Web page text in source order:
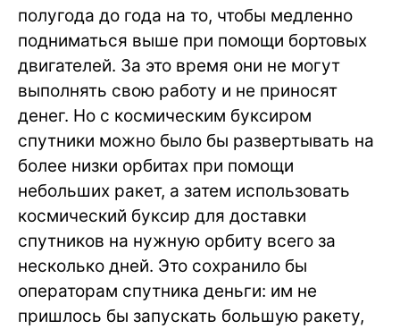
полугода до года на то, чтобы медленно
подниматься выше при помощи бортовых
двигателей. За это время они не могут
выполнять свою работу и не приносят
денег. Но с космическим буксиром
спутники можно было бы развертывать на
более низки орбитах при помощи
небольших ракет, а затем использовать
космический буксир для доставки
спутников на нужную орбиту всего за
несколько дней. Это сохранило бы
операторам спутника деньги: им не
пришлось бы запускать большую ракету,